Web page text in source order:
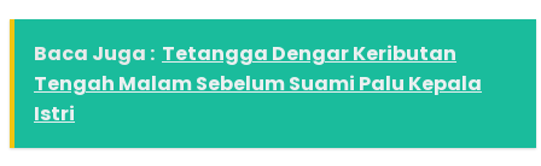
Baca Juga : Tetangga Dengar Keributan
Tengah Malam Sebelum Suami Palu Kepala
Istri